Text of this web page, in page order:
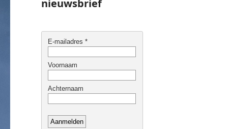
nieuwsbrief